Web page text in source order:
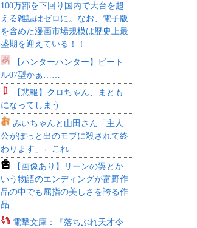
100万部を下回り国内で大台を超
える雑誌はゼロに。なお、電子版
を含めた漫画市場規模は歴史上最
盛期を迎えている！！
【ハンターハンター】ビート
ル07型かぁ……
【悲報】クロちゃん、まとも
になってしまう
みいちゃんと山田さん「主人
公がぽっと出のモブに殺されて終
わります」←これ
【画像あり】リーンの翼とか
いう物語のエンディングが富野作
品の中でも屈指の美しさを誇る作
品
電撃文庫：『落ちぶれ天才令